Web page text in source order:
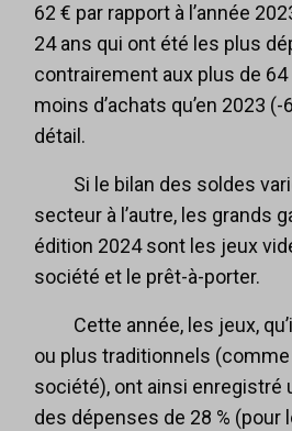
62 € par rapport à l’année
24 ans qui ont été les plus
contrairement aux plus de
moins d’achats qu’en 2023 (-
détail.
Si le bilan des soldes
secteur à l’autre, les grands
édition 2024 sont les jeux
société et le prêt-à-porter.
Cette année, les jeux,
ou plus traditionnels
société), ont ainsi enregistré
des dépenses de 28 % (pour